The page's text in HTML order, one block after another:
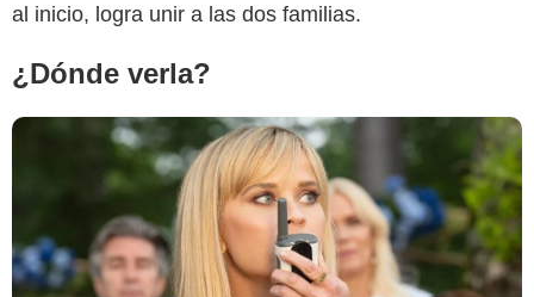
al inicio, logra unir a las dos familias.
¿Dónde verla?